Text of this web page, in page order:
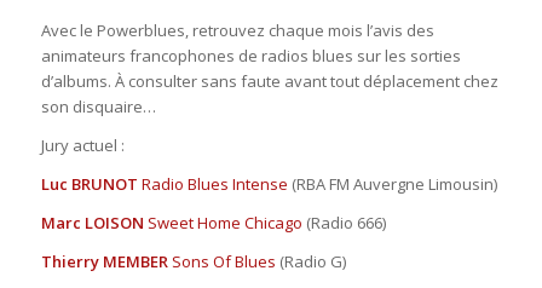
Avec le Powerblues, retrouvez chaque mois l’avis des
animateurs francophones de radios blues sur les sorties
d’albums. À consulter sans faute avant tout déplacement chez
son disquaire…
Jury actuel :
Luc BRUNOT Radio Blues Intense (RBA FM Auvergne Limousin)
Marc LOISON Sweet Home Chicago (Radio 666)
Thierry MEMBER Sons Of Blues (Radio G)